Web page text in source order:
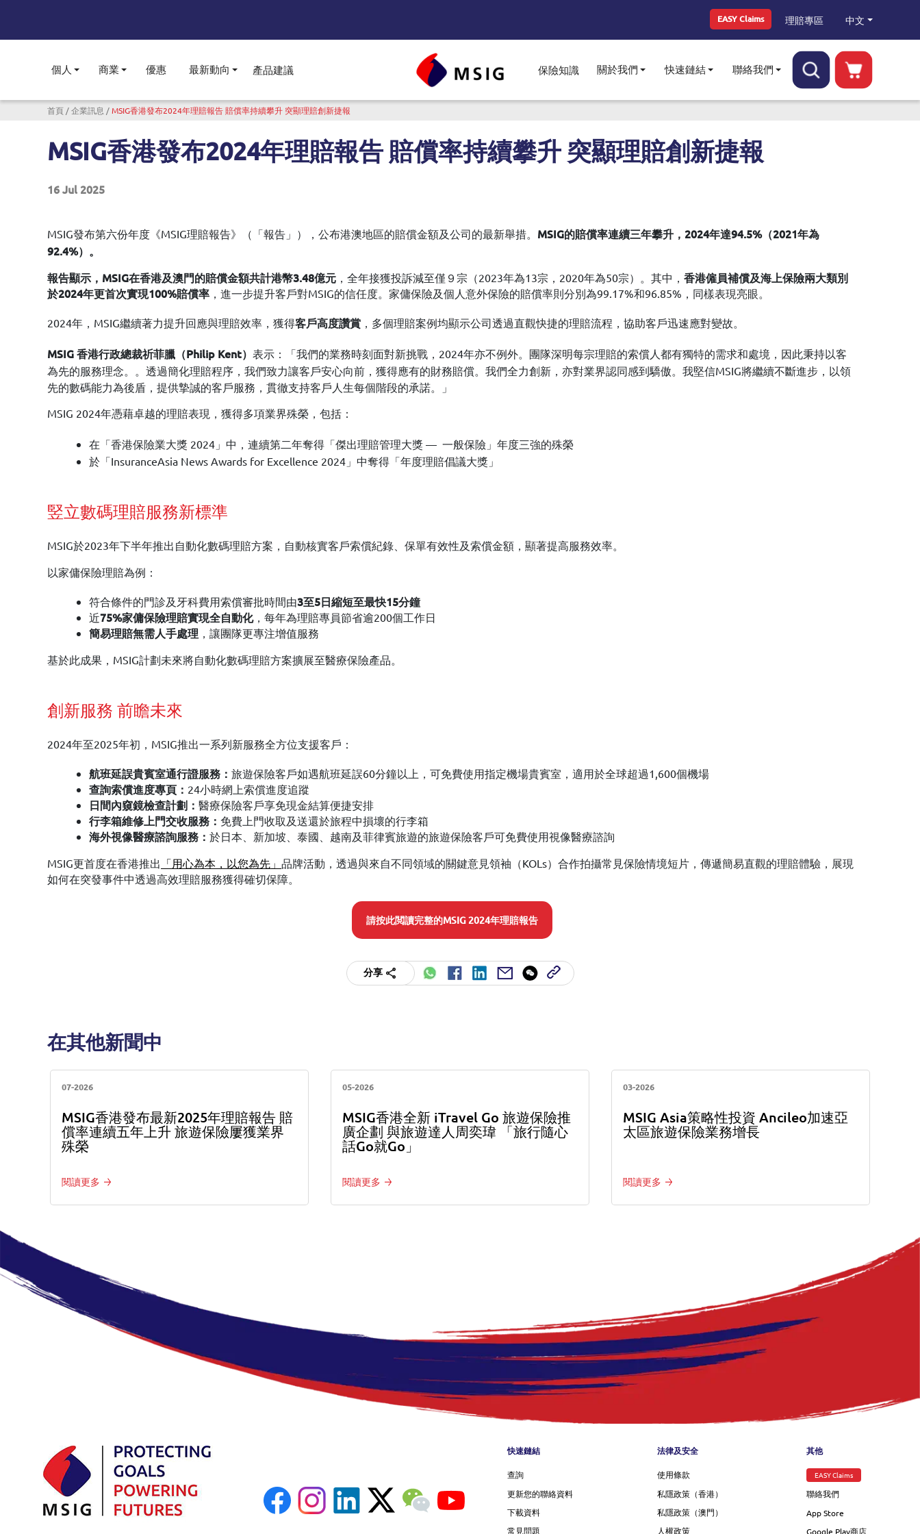
Top Menu
EASY Claims 理賠專區 中文
個人
Toggle submenu
商業
Toggle submenu
優惠 最新動向
Toggle submenu
產品建議 保險知識 關於我們
Toggle submenu
快速鏈結
Toggle submenu
聯絡我們
Toggle submenu
導航連結
首頁 企業訊息 MSIG香港發布2024年理賠報告 賠償率持續攀升 突顯理賠創新捷報
MSIG香港發布2024年理賠報告 賠償率持續攀升 突顯理賠創新捷報
16 Jul 2025
MSIG發布第六份年度《MSIG理賠報告》（「報告」），公布港澳地區的賠償金額及公司的最新舉措。
MSIG的賠償率連續三年攀升，2024年達94.5%（2021年為
92.4%）。
報告顯示，MSIG在香港及澳門的賠償金額共計港幣3.48億元 ，全年接獲投訴減至僅９宗（2023年為13宗，2020年為50宗）。其中， 香港僱員補償及海上保險兩大類別
於2024年更首次實現100%賠償率 ，進一步提升客戶對MSIG的信任度。家傭保險及個人意外保險的賠償率則分別為99.17%和96.85%，同樣表現亮眼。
2024年，MSIG繼續著力提升回應與理賠效率，獲得客戶高度讚賞 ，多個理賠案例均顯示公司透過直觀快捷的理賠流程，協助客戶迅速應對變故。
MSIG 香港行政總裁祈菲臘（Philip Kent） 表示：「我們的業務時刻面對新挑戰，2024年亦不例外。團隊深明每宗理賠的索償人都有獨特的需求和處境，因此秉持以客
為先的服務理念。。透過簡化理賠程序，我們致力讓客戶安心向前，獲得應有的財務賠償。我們全力創新，亦對業界認同感到驕傲。我堅信MSIG將繼續不斷進步，以領
先的數碼能力為後盾，提供摯誠的客戶服務，貫徹支持客戶人生每個階段的承諾。」
MSIG 2024年憑藉卓越的理賠表現，獲得多項業界殊榮，包括：
在「香港保險業大獎 2024」中，連續第二年奪得「傑出理賠管理大獎 — 一般保險」年度三強的殊榮
於「InsuranceAsia News Awards for Excellence 2024」中奪得「年度理賠倡議大獎」
竪立數碼理賠服務新標準
MSIG於2023年下半年推出自動化數碼理賠方案，自動核實客戶索償紀錄、保單有效性及索償金額，顯著提高服務效率。
以家傭保險理賠為例：
符合條件的門診及牙科費用索償審批時間由3至5日縮短至最快15分鐘
近75%家傭保險理賠實現全自動化，每年為理賠專員節省逾200個工作日
簡易理賠無需人手處理 ，讓團隊更專注增值服務
基於此成果，MSIG計劃未來將自動化數碼理賠方案擴展至醫療保險產品。
創新服務 前瞻未來
2024年至2025年初，MSIG推出一系列新服務全方位支援客戶：
航班延誤貴賓室通行證服務： 旅遊保險客戶如遇航班延誤60分鐘以上，可免費使用指定機場貴賓室，適用於全球超過1,600個機場
查詢索償進度專頁： 24小時網上索償進度追蹤
日間內窺鏡檢查計劃： 醫療保險客戶享免現金結算便捷安排
行李箱維修上門交收服務： 免費上門收取及送還於旅程中損壞的行李箱
海外視像醫療諮詢服務： 於日本、新加坡、泰國、越南及菲律賓旅遊的旅遊保險客戶可免費使用視像醫療諮詢
MSIG更首度在香港推出 「用心為本，以您為先」 品牌活動，透過與來自不同領域的關鍵意見領袖（KOLs）合作拍攝常見保險情境短片，傳遞簡易直觀的理賠體驗，展現
如何在突發事件中透過高效理賠服務獲得確切保障。
請按此閲讀完整的MSIG 2024年理賠報告
分享
在其他新聞中
07-2026
MSIG香港發布最新2025年理賠報告 賠
償率連續五年上升 旅遊保險屢獲業界
殊榮
閱讀更多
05-2026
MSIG香港全新 iTravel Go 旅遊保險推
廣企劃 與旅遊達人周奕瑋 「旅行隨心
話Go就Go」
閱讀更多
03-2026
MSIG Asia策略性投資 Ancileo加速亞
太區旅遊保險業務增長
閱讀更多
Footer menu
快速鏈結
查詢
更新您的聯絡資料
下載資料
常見問題
法律及安全
使用條款
私隱政策（香港）
私隱政策（澳門）
人權政策
其他
EASY Claims
聯絡我們
App Store
Google Play商店